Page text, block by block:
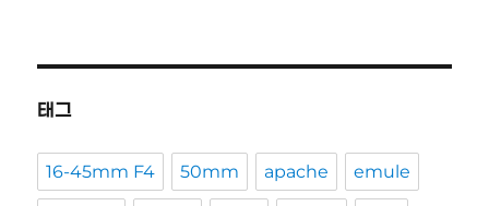
태그
16-45mm F4 50mm apache emule